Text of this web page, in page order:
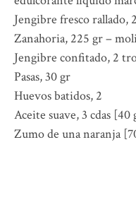
Jengibre fresco rallado,
Zanahoria, 225 gr –
Jengibre confitado, 2
Pasas, 30 gr
Huevos batidos, 2
Aceite suave, 3 cdas [40
Zumo de una naranja